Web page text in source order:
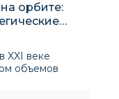
орбите:
XXI веке
объемов